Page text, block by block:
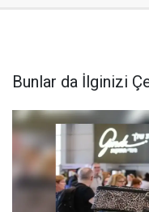
Bunlar da İlginizi